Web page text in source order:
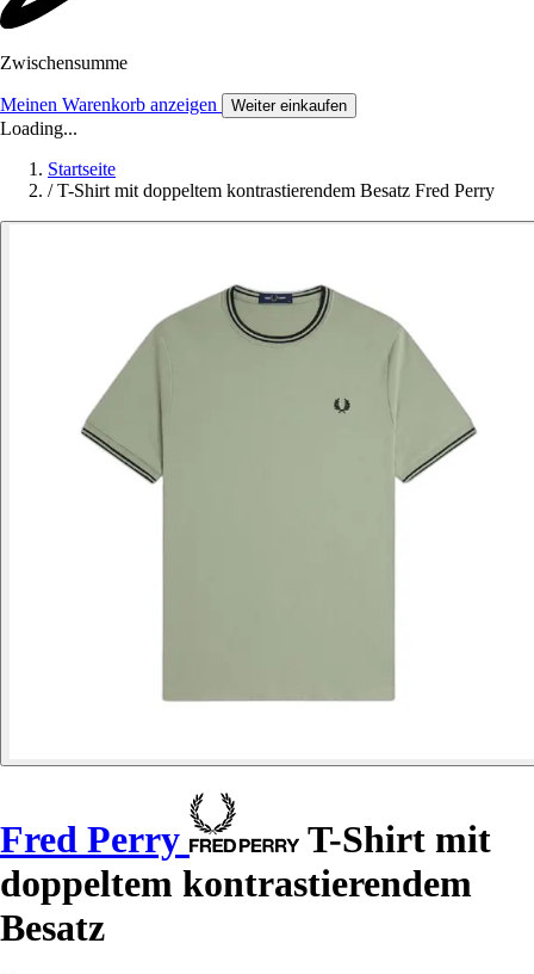
Zwischensumme
Meinen Warenkorb anzeigen Weiter einkaufen
Loading...
Startseite
/ T-Shirt mit doppeltem kontrastierendem Besatz Fred Perry
Fred Perry
T-Shirt mit
doppeltem kontrastierendem
Besatz